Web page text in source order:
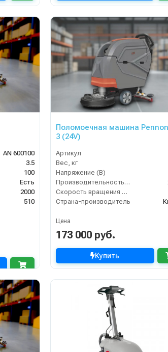
AN 600100
3.5
100
Есть
2000
510
Поломоечная машина
3 (24V)
Артикул
Вес, кг
Напряжение (В)
Производительность по площади (м2/ч)
Скорость вращения щётки (об/мин)
Страна-производитель
Цена
173 000 руб.
Купить